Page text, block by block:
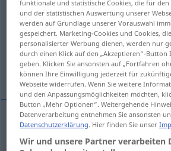
Krankheitf
Übersicht aller Übersetzungen
(Für mehr Details die Übersetzung
sykdom
Krankheit
funktionale und statistische Cookies, die für
und der statistischen Auswertung unserer
werden auf Grundlage unserer Vorauswahl
gespeichert. Marketing-Cookies und Cookies,
personalisierter Werbung dienen, werden nur
durch einen Klick auf den „Akzeptieren“-Button
geben. Klicken Sie ansonsten auf „Fortfahren
können Ihre Einwilligung jederzeit für
Webseite widerrufen. Wenn Sie weitere
und den Anpassungsmöglichkeiten möchten,
Button „Mehr Optionen“. Weitergehende
Datenverarbeitung entnehmen Sie ansonsten
Datenschutzerklärung. Hier finden Sie unser
Wir und unsere Partner verarbeiten